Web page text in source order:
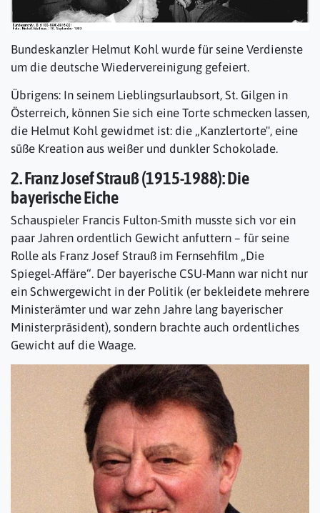
Bundeskanzler Helmut Kohl wurde für seine Verdienste
um die deutsche Wiedervereinigung gefeiert.
Übrigens: In seinem Lieblingsurlaubsort, St. Gilgen in
Österreich, können Sie sich eine Torte schmecken lassen,
die Helmut Kohl gewidmet ist: die „Kanzlertorte", eine
süße Kreation aus weißer und dunkler Schokolade.
2. Franz Josef Strauß (1915-1988): Die
bayerische Eiche
Schauspieler Francis Fulton-Smith musste sich vor ein
paar Jahren ordentlich Gewicht anfuttern – für seine
Rolle als Franz Josef Strauß im Fernsehfilm „Die
Spiegel-Affäre“. Der bayerische CSU-Mann war nicht nur
ein Schwergewicht in der Politik (er bekleidete mehrere
Ministerämter und war zehn Jahre lang bayerischer
Ministerpräsident), sondern brachte auch ordentliches
Gewicht auf die Waage.